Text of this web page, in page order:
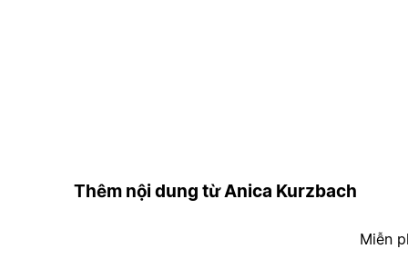
Thêm nội dung từ Anica Kurzbach
Miễn